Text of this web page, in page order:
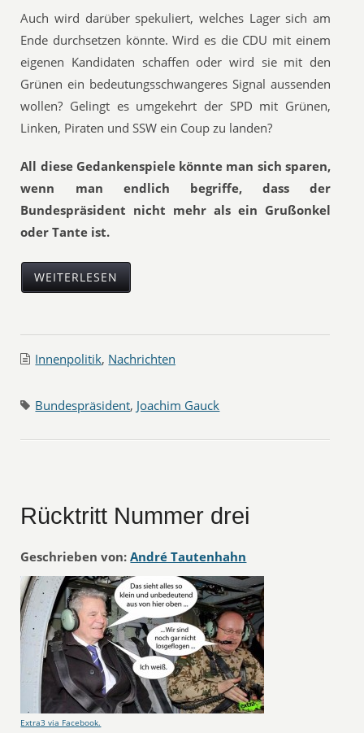
Auch wird darüber spekuliert, welches Lager sich am
Ende durchsetzen könnte. Wird es die CDU mit einem
eigenen Kandidaten schaffen oder wird sie mit den
Grünen ein bedeutungsschwangeres Signal aussenden
wollen? Gelingt es umgekehrt der SPD mit Grünen,
Linken, Piraten und SSW ein Coup zu landen?
All diese Gedankenspiele könnte man sich sparen,
wenn man endlich begriffe, dass der
Bundespräsident nicht mehr als ein Grußonkel
oder Tante ist.
WEITERLESEN
Innenpolitik, Nachrichten
Bundespräsident, Joachim Gauck
Rücktritt Nummer drei
Geschrieben von: André Tautenhahn
Extra3 via Facebook.